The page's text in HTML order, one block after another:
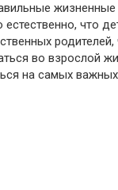
жизненные
естественно, что
во взрослой
на самых важных